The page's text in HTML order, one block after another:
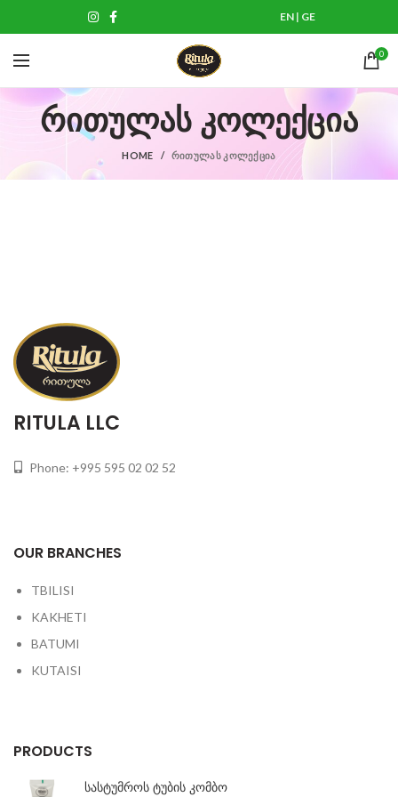
EN| GE
0
რითულას კოლექცია
HOME ᲠᲘᲗᲣᲚᲐᲡ ᲙᲝᲚᲔᲥᲪᲘᲐ
RITULA LLC
Phone: +995 595 02 02 52
OUR BRANCHES
TBILISI
KAKHETI
BATUMI
KUTAISI
PRODUCTS
სასტუმროს ტუბის კომბო